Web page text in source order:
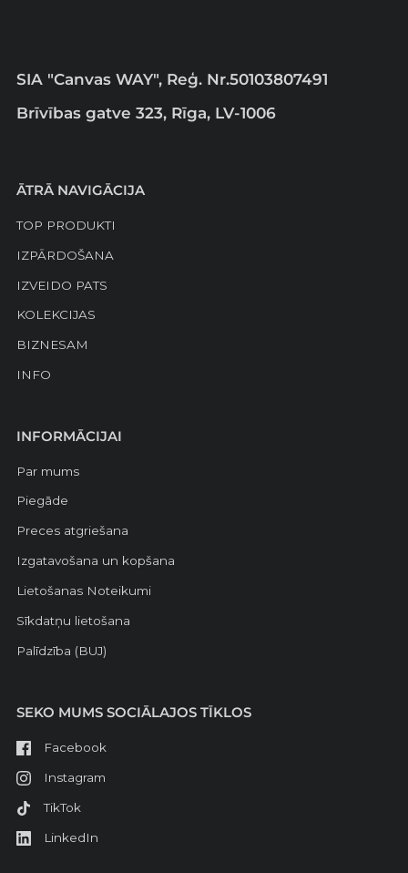
SIA "Canvas WAY", Reģ. Nr.50103807491
Brīvības gatve 323, Rīga, LV-1006
ĀTRĀ NAVIGĀCIJA
TOP PRODUKTI
IZPĀRDOŠANA
IZVEIDO PATS
KOLEKCIJAS
BIZNESAM
INFO
INFORMĀCIJAI
Par mums
Piegāde
Preces atgriešana
Izgatavošana un kopšana
Lietošanas Noteikumi
Sīkdatņu lietošana
Palīdzība (BUJ)
SEKO MUMS SOCIĀLAJOS TĪKLOS
Facebook
Instagram
TikTok
LinkedIn